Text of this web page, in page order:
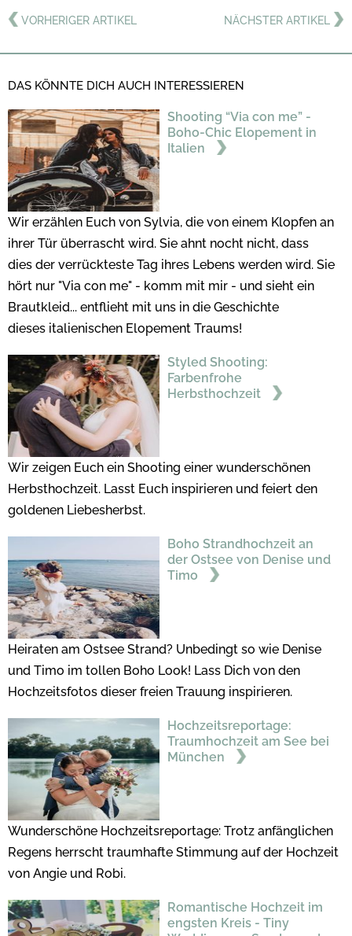
VORHERIGER ARTIKEL NÄCHSTER ARTIKEL
DAS KÖNNTE DICH AUCH INTERESSIEREN
Shooting “Via con me” -
Boho-Chic Elopement in
Italien
Wir erzählen Euch von Sylvia, die von einem Klopfen an
ihrer Tür überrascht wird. Sie ahnt nocht nicht, dass
dies der verrückteste Tag ihres Lebens werden wird. Sie
hört nur "Via con me" - komm mit mir - und sieht ein
Brautkleid... entflieht mit uns in die Geschichte
dieses italienischen Elopement Traums!
Styled Shooting:
Farbenfrohe
Herbsthochzeit
Wir zeigen Euch ein Shooting einer wunderschönen
Herbsthochzeit. Lasst Euch inspirieren und feiert den
goldenen Liebesherbst.
Boho Strandhochzeit an
der Ostsee von Denise und
Timo
Heiraten am Ostsee Strand? Unbedingt so wie Denise
und Timo im tollen Boho Look! Lass Dich von den
Hochzeitsfotos dieser freien Trauung inspirieren.
Hochzeitsreportage:
Traumhochzeit am See bei
München
Wunderschöne Hochzeitsreportage: Trotz anfänglichen
Regens herrscht traumhafte Stimmung auf der Hochzeit
von Angie und Robi.
Romantische Hochzeit im
engsten Kreis - Tiny